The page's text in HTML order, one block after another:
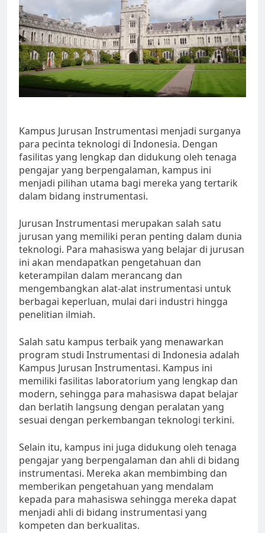
Kampus Jurusan Instrumentasi menjadi surganya
para pecinta teknologi di Indonesia. Dengan
fasilitas yang lengkap dan didukung oleh tenaga
pengajar yang berpengalaman, kampus ini
menjadi pilihan utama bagi mereka yang tertarik
dalam bidang instrumentasi.
Jurusan Instrumentasi merupakan salah satu
jurusan yang memiliki peran penting dalam dunia
teknologi. Para mahasiswa yang belajar di jurusan
ini akan mendapatkan pengetahuan dan
keterampilan dalam merancang dan
mengembangkan alat-alat instrumentasi untuk
berbagai keperluan, mulai dari industri hingga
penelitian ilmiah.
Salah satu kampus terbaik yang menawarkan
program studi Instrumentasi di Indonesia adalah
Kampus Jurusan Instrumentasi. Kampus ini
memiliki fasilitas laboratorium yang lengkap dan
modern, sehingga para mahasiswa dapat belajar
dan berlatih langsung dengan peralatan yang
sesuai dengan perkembangan teknologi terkini.
Selain itu, kampus ini juga didukung oleh tenaga
pengajar yang berpengalaman dan ahli di bidang
instrumentasi. Mereka akan membimbing dan
memberikan pengetahuan yang mendalam
kepada para mahasiswa sehingga mereka dapat
menjadi ahli di bidang instrumentasi yang
kompeten dan berkualitas.